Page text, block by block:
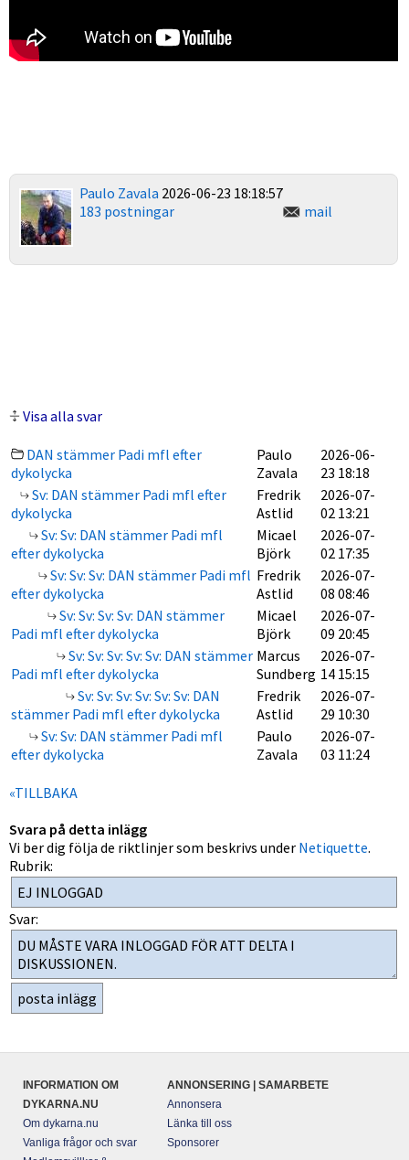
Paulo Zavala 2026-06-23 18:18:57
183 postningar
mail
Visa alla svar
DAN stämmer Padi mfl efter
dykolycka
Paulo
Zavala
2026-06-
23 18:18
Sv: DAN stämmer Padi mfl efter
dykolycka
Fredrik
Astlid
2026-07-
02 13:21
Sv: Sv: DAN stämmer Padi mfl
efter dykolycka
Micael
Björk
2026-07-
02 17:35
Sv: Sv: Sv: DAN stämmer Padi mfl
efter dykolycka
Fredrik
Astlid
2026-07-
08 08:46
Sv: Sv: Sv: Sv: DAN stämmer
Padi mfl efter dykolycka
Micael
Björk
2026-07-
09 20:45
Sv: Sv: Sv: Sv: Sv: DAN stämmer
Padi mfl efter dykolycka
Marcus
Sundberg
2026-07-
14 15:15
Sv: Sv: Sv: Sv: Sv: Sv: DAN
stämmer Padi mfl efter dykolycka
Fredrik
Astlid
2026-07-
29 10:30
Sv: Sv: DAN stämmer Padi mfl
efter dykolycka
Paulo
Zavala
2026-07-
03 11:24
«TILLBAKA
Svara på detta inlägg
Vi ber dig följa de riktlinjer som beskrivs under Netiquette.
Rubrik:
Svar:
INFORMATION OM
DYKARNA.NU
Om dykarna.nu
Vanliga frågor och svar
ANNONSERING | SAMARBETE
Annonsera
Länka till oss
Sponsorer